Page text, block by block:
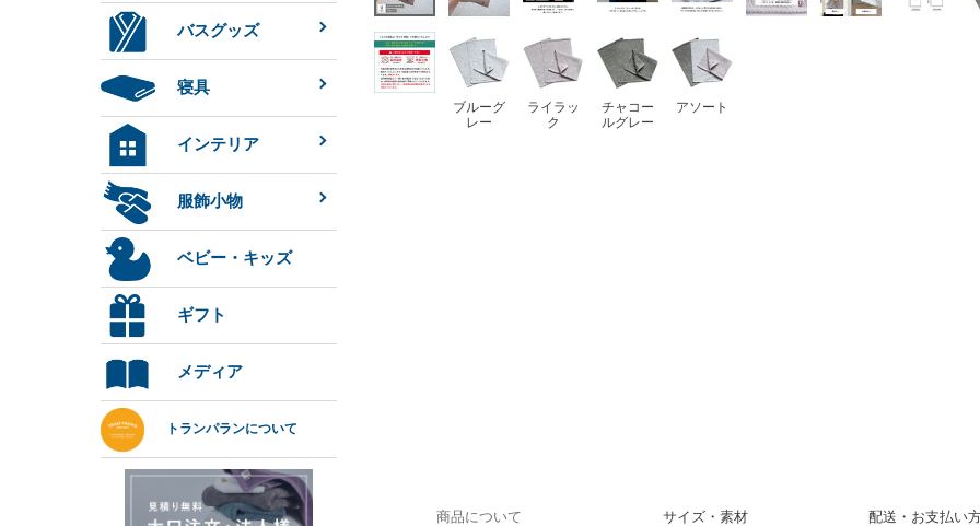
バスグッズ
寝具
インテリア
服飾小物
ベビー・キッズ
ギフト
メディア
トランパランについて
ブルーグ
レー
ライラッ
ク
チャコー
ルグレー
アソート
商品について サイズ・素材 配送・お支払い